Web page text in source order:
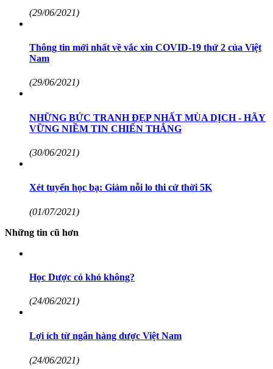
(29/06/2021)
Thông tin mới nhất về vắc xin COVID-19 thứ 2 của Việt
Nam
(29/06/2021)
NHỮNG BỨC TRANH ĐẸP NHẤT MÙA DỊCH - HÃY
VỮNG NIỀM TIN CHIẾN THẮNG
(30/06/2021)
Xét tuyển học bạ: Giảm nỗi lo thi cử thời 5K
(01/07/2021)
Những tin cũ hơn
Học Dược có khó không?
(24/06/2021)
Lợi ích từ ngân hàng dược Việt Nam
(24/06/2021)